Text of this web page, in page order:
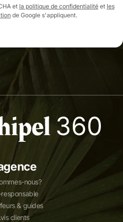
et la politique de confidentialitéet les
de Google s'appliquent.
nous?
responsable
& guides
clients